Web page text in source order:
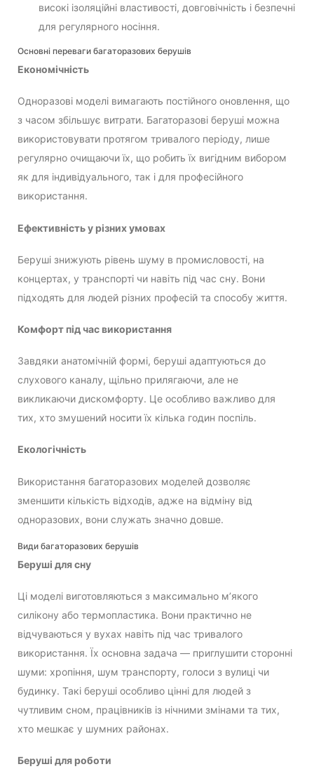
високі ізоляційні властивості, довговічність і безпечні
для регулярного носіння.
Основні переваги багаторазових берушів
Економічність
Одноразові моделі вимагають постійного оновлення, що
з часом збільшує витрати. Багаторазові беруші можна
використовувати протягом тривалого періоду, лише
регулярно очищаючи їх, що робить їх вигідним вибором
як для індивідуального, так і для професійного
використання.
Ефективність у різних умовах
Беруші знижують рівень шуму в промисловості, на
концертах, у транспорті чи навіть під час сну. Вони
підходять для людей різних професій та способу життя.
Комфорт під час використання
Завдяки анатомічній формі, беруші адаптуються до
слухового каналу, щільно прилягаючи, але не
викликаючи дискомфорту. Це особливо важливо для
тих, хто змушений носити їх кілька годин поспіль.
Екологічність
Використання багаторазових моделей дозволяє
зменшити кількість відходів, адже на відміну від
одноразових, вони служать значно довше.
Види багаторазових берушів
Беруші для сну
Ці моделі виготовляються з максимально м’якого
силікону або термопластика. Вони практично не
відчуваються у вухах навіть під час тривалого
використання. Їх основна задача — приглушити сторонні
шуми: хропіння, шум транспорту, голоси з вулиці чи
будинку. Такі беруші особливо цінні для людей з
чутливим сном, працівників із нічними змінами та тих,
хто мешкає у шумних районах.
Беруші для роботи